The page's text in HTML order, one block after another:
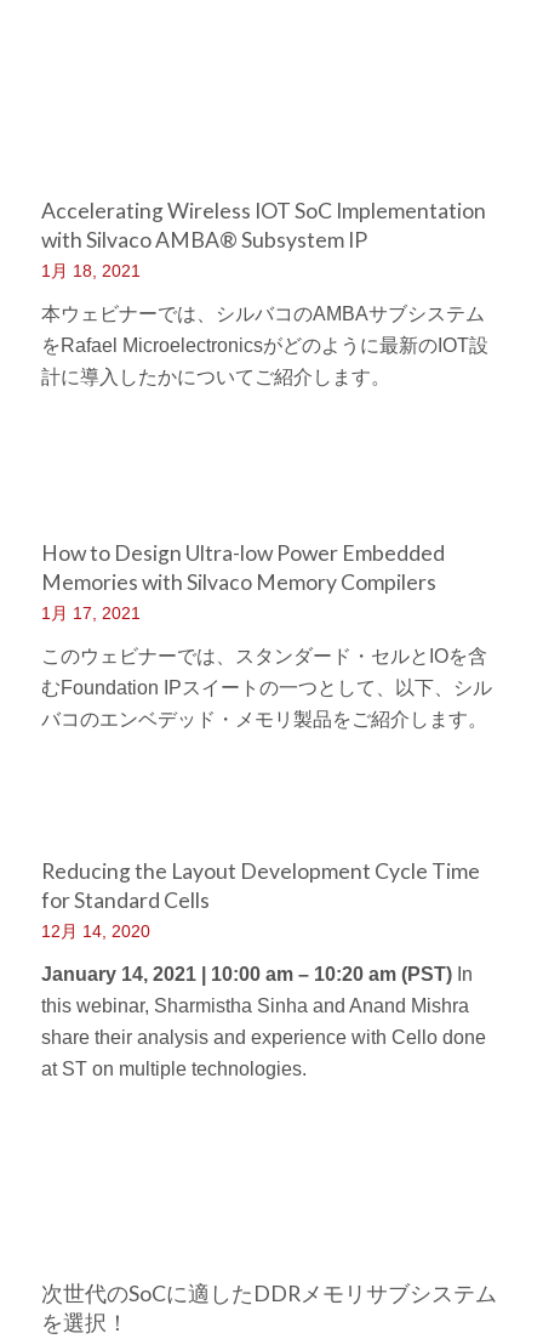
Accelerating Wireless IOT SoC Implementation
with Silvaco AMBA® Subsystem IP
1月 18, 2021
本ウェビナーでは、シルバコのAMBAサブシステム
をRafael Microelectronicsがどのように最新のIOT設
計に導入したかについてご紹介します。
How to Design Ultra-low Power Embedded
Memories with Silvaco Memory Compilers
1月 17, 2021
このウェビナーでは、スタンダード・セルとIOを含
むFoundation IPスイートの一つとして、以下、シル
バコのエンベデッド・メモリ製品をご紹介します。
Reducing the Layout Development Cycle Time
for Standard Cells
12月 14, 2020
January 14, 2021 | 10:00 am – 10:20 am (PST)In
this webinar, Sharmistha Sinha and Anand Mishra
share their analysis and experience with Cello done
at ST on multiple technologies.
次世代のSoCに適したDDRメモリサブシステム
を選択！